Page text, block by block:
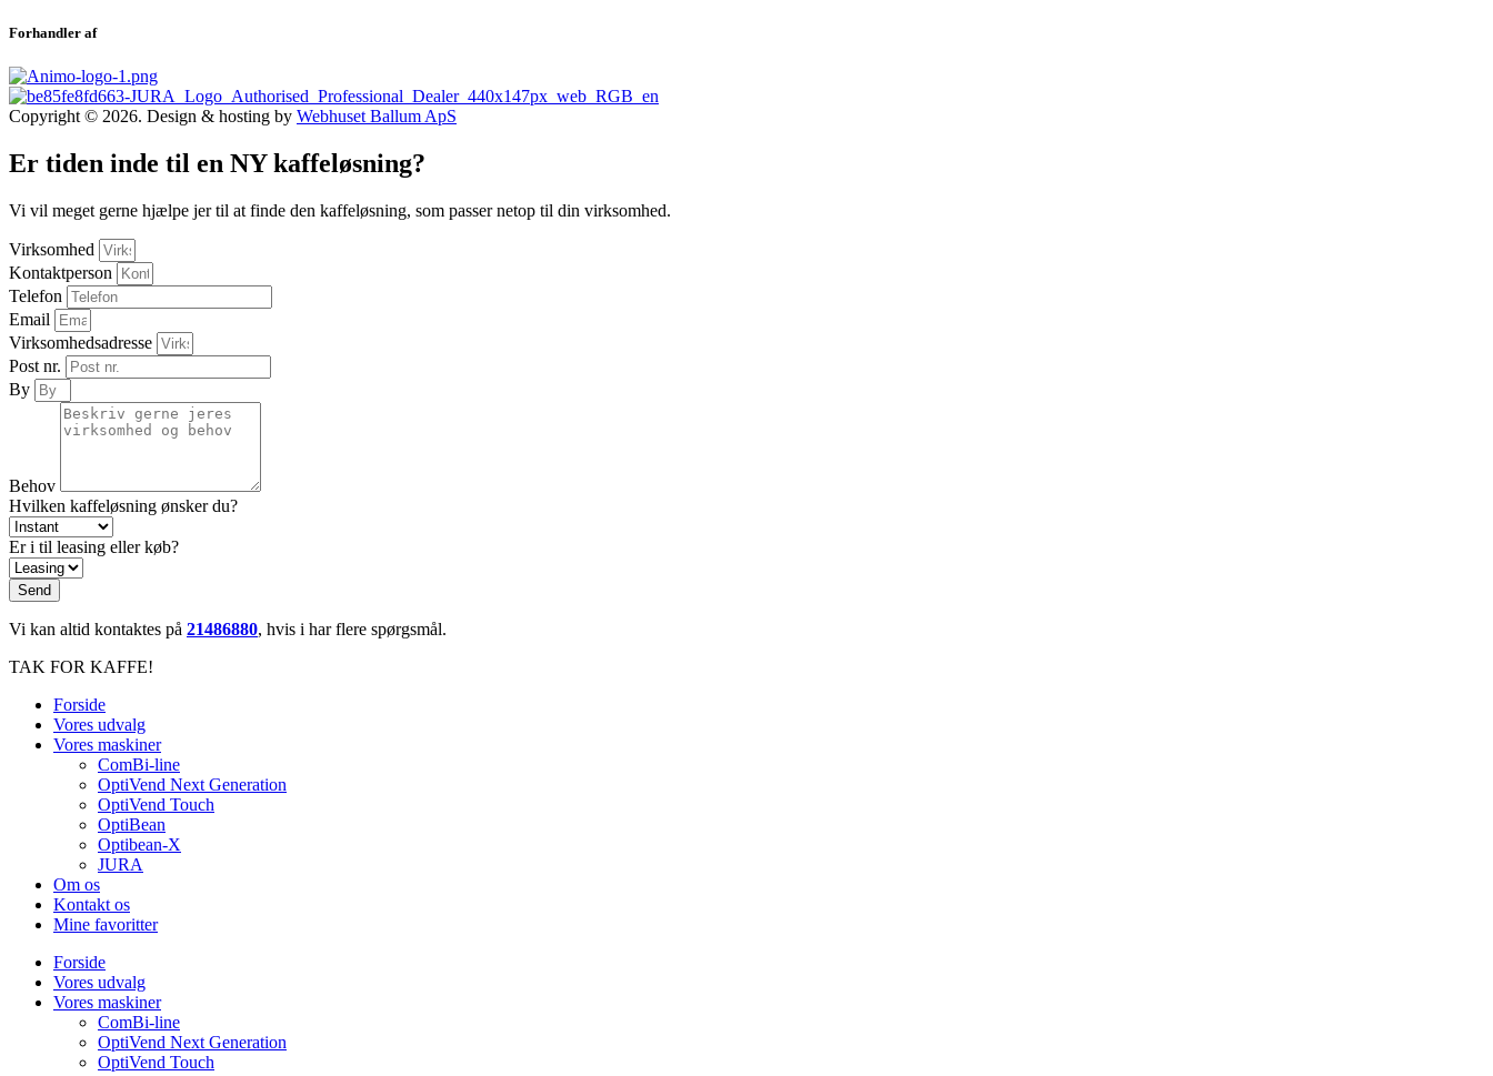
Forhandler af
Copyright © 2026. Design & hosting by Webhuset Ballum ApS
Er tiden inde til en NY kaffeløsning?
Vi vil meget gerne hjælpe jer til at finde den kaffeløsning, som passer netop til din virksomhed.
Virksomhed
Kontaktperson
Telefon
Email
Virksomhedsadresse
Post nr.
By
Behov
Hvilken kaffeløsning ønsker du?
Er i til leasing eller køb?
Send
Vi kan altid kontaktes på 21486880, hvis i har flere spørgsmål.
TAK FOR KAFFE!
Forside
Vores udvalg
Vores maskiner
ComBi-line
OptiVend Next Generation
OptiVend Touch
OptiBean
Optibean-X
JURA
Om os
Kontakt os
Mine favoritter
Forside
Vores udvalg
Vores maskiner
ComBi-line
OptiVend Next Generation
OptiVend Touch